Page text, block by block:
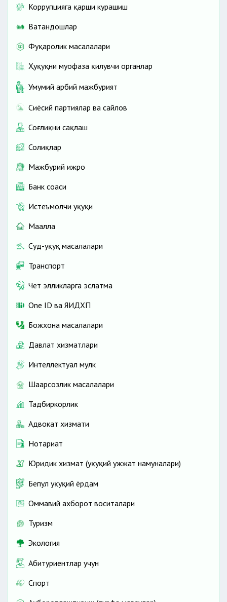
Коррупцияга қарши курашиш
Ватандошлар
Фуқаролик масалалари
Ҳуқуқни муҳофаза қилувчи органлар
Умумий ҳарбий мажбурият
Сиёсий партиялар ва сайлов
Соғлиқни сақлаш
Солиқлар
Мажбурий ижро
Банк соҳаси
Истеъмолчи ҳуқуқи
Маҳалла
Суд-ҳуқуқ масалалари
Транспорт
Чет элликларга эслатма
One ID ва ЯИДХП
Божхона масалалари
Давлат хизматлари
Интеллектуал мулк
Шаҳарсозлик масалалари
Тадбиркорлик
Адвокат хизмати
Нотариат
Юридик хизмат (ҳуқуқий ҳужжат намуналари)
Бепул ҳуқуқий ёрдам
Оммавий ахборот воситалари
Туризм
Экология
Абитуриентлар учун
Спорт